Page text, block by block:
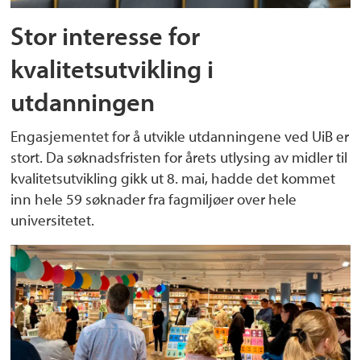
Stor interesse for
kvalitetsutvikling i
utdanningen
Engasjementet for å utvikle utdanningene ved UiB er
stort. Da søknadsfristen for årets utlysing av midler til
kvalitetsutvikling gikk ut 8. mai, hadde det kommet
inn hele 59 søknader fra fagmiljøer over hele
universitetet.